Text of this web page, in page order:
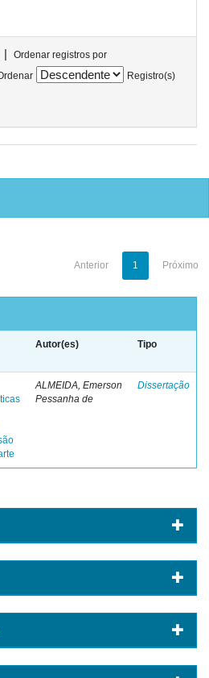
|
Ordenar registros por
Registro(s)
Anterior 1 Próximo
Autor(es) Tipo
ALMEIDA, Emerson
Pessanha de
Dissertação